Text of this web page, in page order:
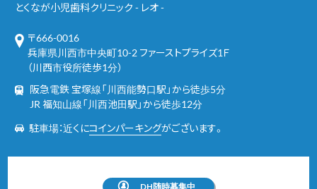
とくなが小児歯科クリニック - レオ -
〒666-0016
兵庫県川西市中央町10-2 ファーストプライズ1Ｆ
（川西市役所徒歩1分）
阪急電鉄 宝塚線「川西能勢口駅」から徒歩5分
JR 福知山線「川西池田駅」から徒歩12分
駐車場：近くにコインパーキングがございます。
DH随時募集中